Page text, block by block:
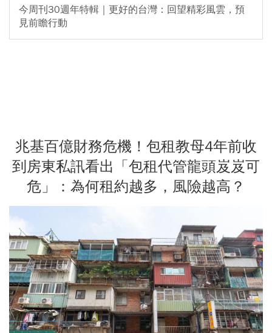
今周刊30週年特輯｜更好的台灣：回望精彩風雲，預
見前瞻行動
兆基百億財務危機！包租教母4年前收
到房東私訊看出「包租代管龍頭岌岌可
危」：為何租約越多，風險越高？